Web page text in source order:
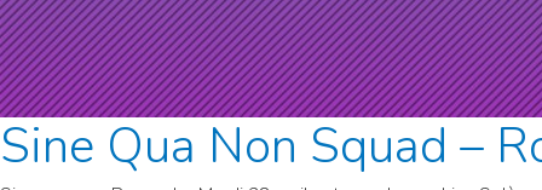
Sine Qua Non Squad –